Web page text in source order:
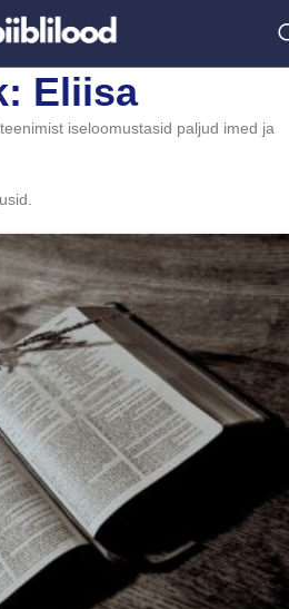
Eliisa
iseloomustasid paljud imed ja